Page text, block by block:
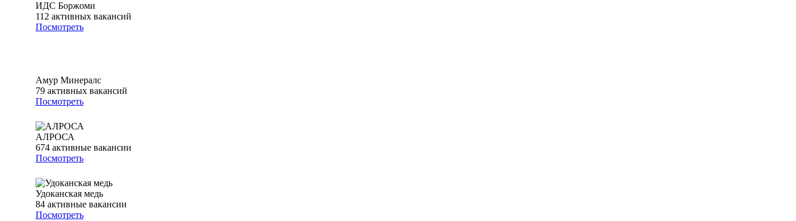
ИДС Боржоми
112 активных вакансий
Посмотреть
Амур Минералс
79 активных вакансий
Посмотреть
АЛРОСА
674 активные вакансии
Посмотреть
Удоканская медь
84 активные вакансии
Посмотреть